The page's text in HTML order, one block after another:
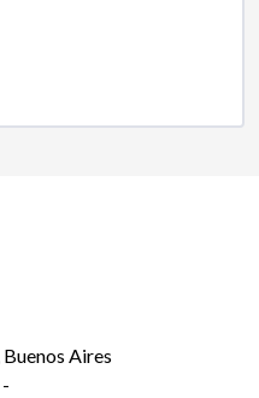
Aires
-